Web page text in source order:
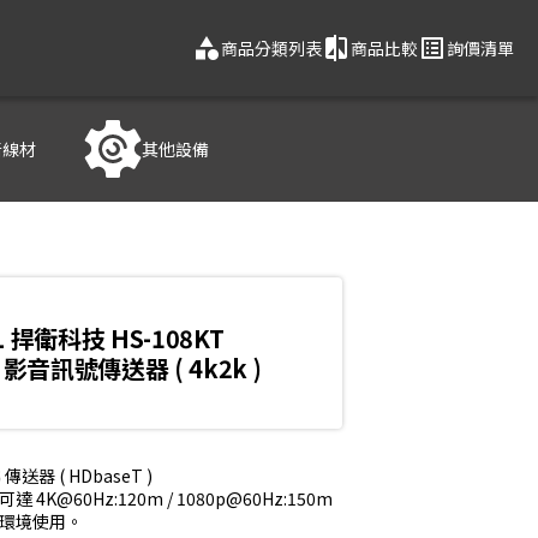
category商品分類列表compare商品比較 list_alt 詢價清單
材 其他設備
捍衛科技 HS-108KT
音訊號傳送器 ( 4k2k )
送器 ( HDbaseT )
達 4K@60Hz:120m / 1080p@60Hz:150m
境使用。